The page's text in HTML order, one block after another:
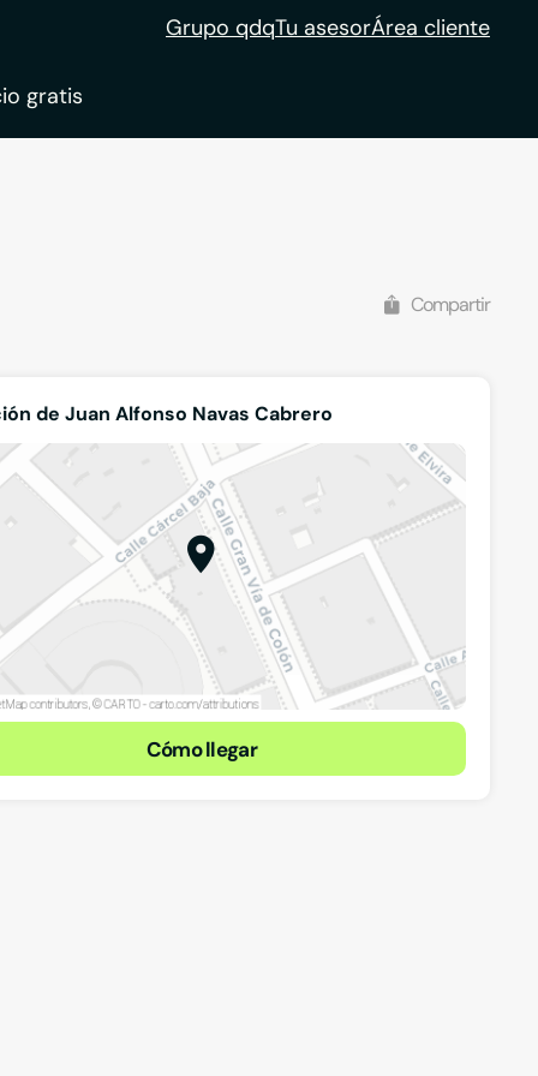
Grupo qdqTu asesorÁrea cliente
gratis
Compartir
de Juan Alfonso Navas Cabrero
Cómo llegar